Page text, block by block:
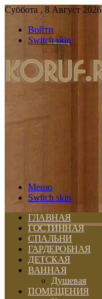
Суббота , 8 Август 2026
Войти
Switch skin
Меню
Switch skin
ГЛАВНАЯ
ГОСТИННАЯ
СПАЛЬНИ
ГАРДЕРОБНАЯ
ДЕТСКАЯ
ВАННАЯ
Душевая
ПОМЕЩЕНИЯ